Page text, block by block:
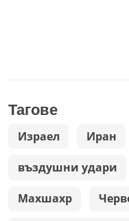
Тагове
Израел Иран
въздушни удари
Махшахр